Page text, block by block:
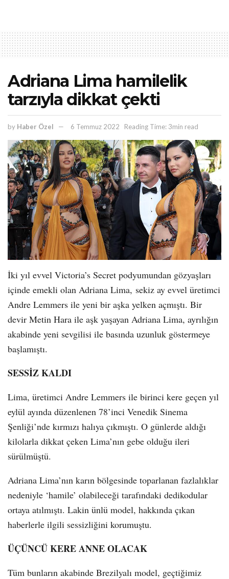
Adriana Lima hamilelik
tarzıyla dikkat çekti
by Haber Özel 6 Temmuz 2022 Reading Time: 3min read
İki yıl evvel Victoria’s Secret podyumundan gözyaşları
içinde emekli olan Adriana Lima, sekiz ay evvel üretimci
Andre Lemmers ile yeni bir aşka yelken açmıştı. Bir
devir Metin Hara ile aşk yaşayan Adriana Lima, ayrılığın
akabinde yeni sevgilisi ile basında uzunluk göstermeye
başlamıştı.
SESSİZ KALDI
Lima, üretimci Andre Lemmers ile birinci kere geçen yıl
eylül ayında düzenlenen 78’inci Venedik Sinema
Şenliği’nde kırmızı halıya çıkmıştı. O günlerde aldığı
kilolarla dikkat çeken Lima’nın gebe olduğu ileri
sürülmüştü.
Adriana Lima’nın karın bölgesinde toparlanan fazlalıklar
nedeniyle ‘hamile’ olabileceği tarafındaki dedikodular
ortaya atılmıştı. Lakin ünlü model, hakkında çıkan
haberlerle ilgili sessizliğini korumuştu.
ÜÇÜNCÜ KERE ANNE OLACAK
Tüm bunların akabinde Brezilyalı model, geçtiğimiz